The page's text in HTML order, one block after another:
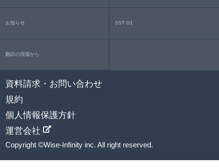
お知らせ SST G1
翻訳の現場から
資料請求・お問い合わせ
規約
個人情報保護方針
運営会社
Copyright ©Wise-Infinity inc. All right reserved.